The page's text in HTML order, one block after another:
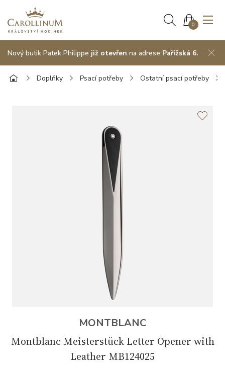
0
Nový butik Patek Philippe již otevřen na adrese Pařížská 6.
Doplňky Psací potřeby Ostatní psací potřeby
MONTBLANC
Montblanc Meisterstück Letter Opener with
Leather MB124025